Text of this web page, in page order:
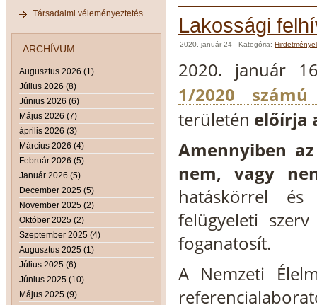
Társadalmi véleményeztetés
ARCHÍVUM
Augusztus 2026 (1)
Július 2026 (8)
Június 2026 (6)
Május 2026 (7)
április 2026 (3)
Március 2026 (4)
Február 2026 (5)
Január 2026 (5)
December 2025 (5)
November 2025 (2)
Október 2025 (2)
Szeptember 2025 (4)
Augusztus 2025 (1)
Július 2025 (6)
Június 2025 (10)
Május 2025 (9)
Lakossági
2020. január 24 - Kategória:
2020. január
1/2020
területén előírja
Amennyiben
nem, vagy
hatáskörrel és
felügyeleti
foganatosít.
A Nemzeti